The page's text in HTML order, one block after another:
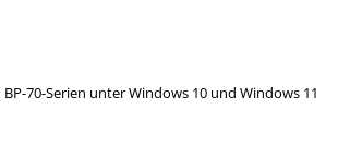
70-Serien unter Windows 10 und Windows 11